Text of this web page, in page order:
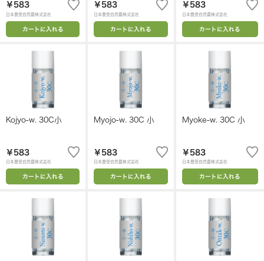
￥583
日本豊受自然農株式会社
カートに入れる
￥583
日本豊受自然農株式会社
カートに入れる
￥583
日本豊受自然農株式会社
カートに入れる
Kojyo-w. 30C小
￥583
日本豊受自然農株式会社
カートに入れる
Myojo-w. 30C 小
￥583
日本豊受自然農株式会社
カートに入れる
Myoke-w. 30C 小
￥583
日本豊受自然農株式会社
カートに入れる